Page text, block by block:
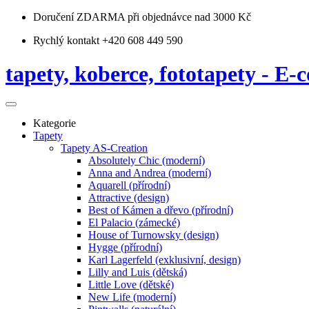
Doručení ZDARMA při objednávce nad 3000 Kč
Rychlý kontakt +420 608 449 590
tapety, koberce, fototapety - E-
Kategorie
Tapety
Tapety AS-Creation
Absolutely Chic (moderní)
Anna and Andrea (moderní)
Aquarell (přírodní)
Attractive (design)
Best of Kámen a dřevo (přírodní)
El Palacio (zámecké)
House of Turnowsky (design)
Hygge (přírodní)
Karl Lagerfeld (exklusivní, design)
Lilly and Luis (dětská)
Little Love (dětské)
New Life (moderní)